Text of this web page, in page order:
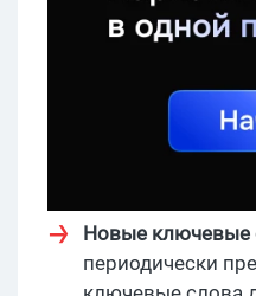
Новые ключевые
периодически